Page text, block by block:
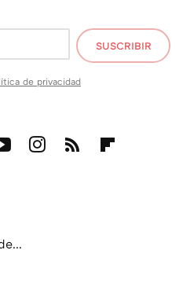
SUSCRIBIR
de privacidad